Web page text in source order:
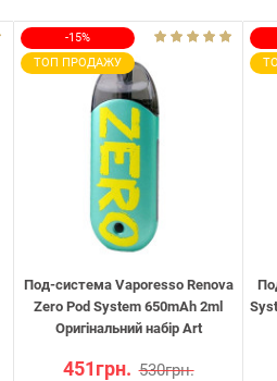
-15%
ТОП ПРОДАЖУ
Под-система Vaporesso Renova
Zero Pod System 650mAh 2ml
Оригінальний набір Art
451грн. 530грн.